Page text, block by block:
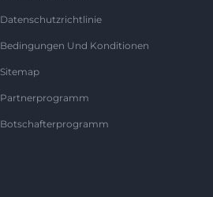
Datenschutzrichtlinie
Bedingungen Und Konditionen
Sitemap
Partnerprogramm
Botschafterprogramm